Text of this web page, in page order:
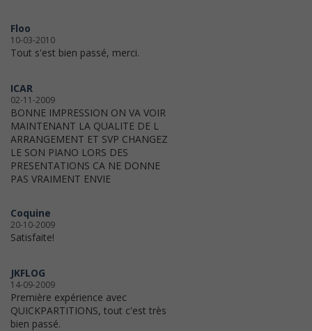
Floo
10-03-2010
Tout s'est bien passé, merci.
ICAR
02-11-2009
BONNE IMPRESSION ON VA VOIR
MAINTENANT LA QUALITE DE L
ARRANGEMENT ET SVP CHANGEZ
LE SON PIANO LORS DES
PRESENTATIONS CA NE DONNE
PAS VRAIMENT ENVIE
Coquine
20-10-2009
Satisfaite!
JKFLOG
14-09-2009
Première expérience avec
QUICKPARTITIONS, tout c'est très
bien passé.